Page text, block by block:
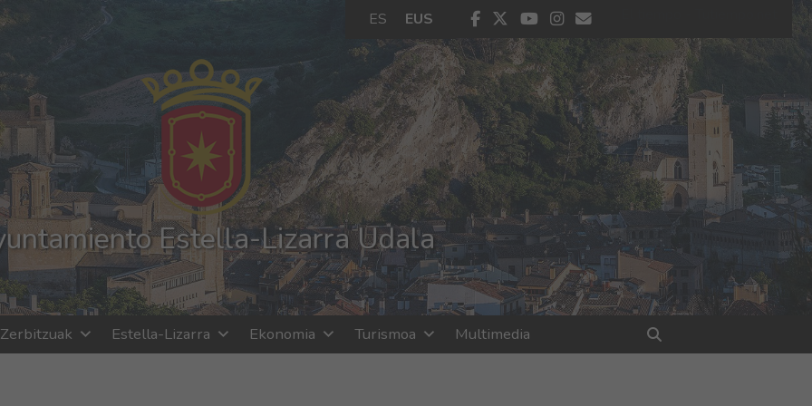
ES EUS facebook
twitter
youtube
instagram
contacto
Estella-Lizarra Udala
Zerbitzuak Estella-Lizarra Ekonomia Turismoa Multimedia
Bilatu